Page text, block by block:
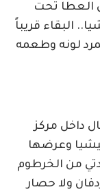
العطا تحت
البقاء قريباً
لونه وطعمه
داخل مركز
وعرضها
من الخرطوم
ولا حصار